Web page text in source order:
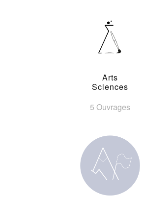
Arts
Sciences
5 Ouvrages